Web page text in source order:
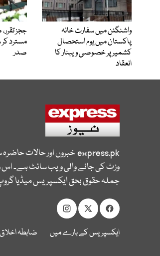
واشنگٹن میں سفارت خانہ
پاکستان میں یوم استحصال
کشمیر پر خصوصی ویبنار کا
انعقاد
ججز
مسترد کر
صدر
express.pkخبروں اور حالات
وزٹ کی جانے والی ویب سائٹ ہے۔ اس
جملہ حقوق بحق ایکسپریس میڈیا
ایکسپریس کے بارے میں ضابطہ اخلاق